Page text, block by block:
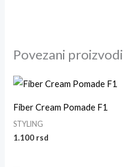
Povezani proizvodi
Fiber Cream Pomade F1
STYLING
1.100 rsd